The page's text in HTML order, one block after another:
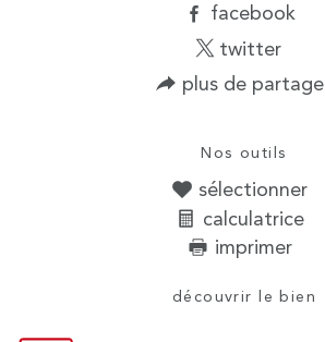
facebook
twitter
plus de partage
Nos outils
sélectionner
calculatrice
imprimer
découvrir le bien